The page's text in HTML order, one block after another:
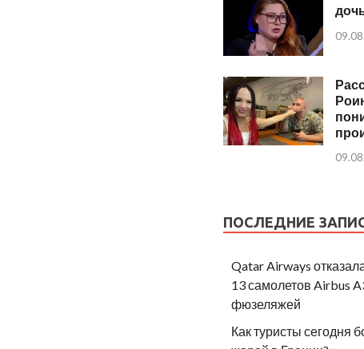
ПОСЛЕДНИЕ
Qatar Airways
13 самолетов Airbus
фюзеляжей
Как туристы сегодня